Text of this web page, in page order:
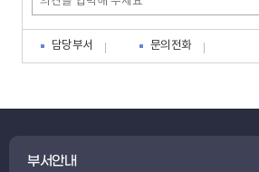
담당부서 문의전화
부서안내